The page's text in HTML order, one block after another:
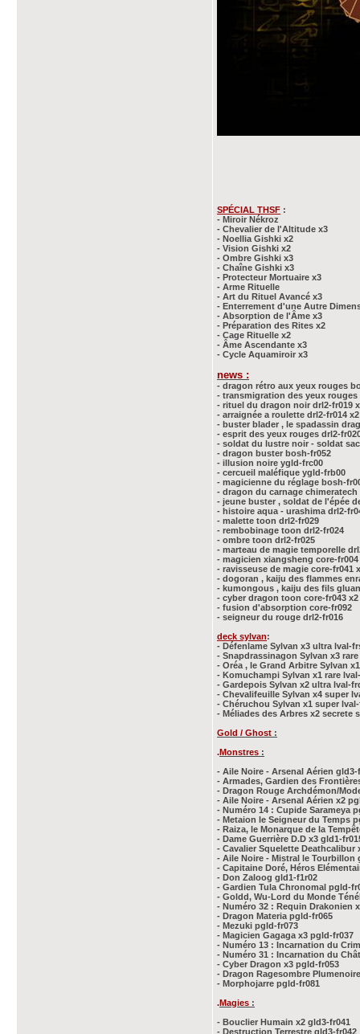
SPÉCIAL THSF :
- Miroir Nékroz
- Chevalier de l'Altitude x3
- Noellia Gishki x2
- Vision Gishki x2
- Ombre Gishki x3
- Chaîne Gishki x3
- Protecteur Mortuaire x3
- Arme Rituelle
- Art du Rituel Avancé x3
- Enterrement d'une Autre
- Absorption de l'Âme x3
- Préparation des Rites x2
- Cage Rituelle x2
- Âme Ascendante x3
- Cycle Aquamiroir x3
news :
- dragon rétro aux yeux rouges
- transmigration des yeux rouges
- rituel du dragon noir drl2-fr019
- arraignée a roulette drl2-fr014 x2
- buster blader , le spadassin
- esprit des yeux rouges drl2-
- soldat du lustre noir - soldat
- dragon buster bosh-fr052
- illusion noire ygld-frc00
- cercueil maléfique ygld-frb00
- magicienne du réglage bosh-
- dragon du carnage chimeratech
- jeune buster , soldat de l'épée
- histoire aqua - urashima drl2-
- malette toon drl2-fr029
- rembobinage toon drl2-fr024
- ombre toon drl2-fr025
- marteau de magie temporelle
- magicien xiangsheng core-fr004
- ravisseuse de magie core-fr041
- dogoran , kaiju des flammes
- kumongous , kaiju des fils
- cyber dragon toon core-fr043 x2
- fusion d'absorption core-fr092
- seigneur du rouge drl2-fr016
deck sylvan:
- Défenlame Sylvan x3 ultra lval-
- Snapdrassinagon Sylvan x3
- Oréa , le Grand Arbitre Sylvan
- Komuchampi Sylvan x1 rare
- Gardepois Sylvan x2 ultra lval-
- Chevalifeuille Sylvan x4 super
- Chéruchou Sylvan x1 super
- Méliades des Arbres x2 secrete
Gold / Ghost :
.Monstres :
- Aile Noire - Arsenal Aérien gld3-
- Armades, Gardien des
- Dragon Rouge Archdémon/
- Aile Noire - Arsenal Aérien x2
- Numéro 14 : Cupide Sarameya
- Metaion le Seigneur du Temps
- Raiza, le Monarque de la
- Dame Guerrière D.D x3 gld1-
- Cavalier Squelette Deathcalibur
- Aile Noire - Mistral le Tourbillon
- Capitaine Doré, Héros
- Don Zaloog gld1-f1r02
- Gardien Tula Chronomal pgld-
- Goldd, Wu-Lord du Monde
- Numéro 32 : Requin Drakonien
- Dragon Materia pgld-fr065
- Mezuki pgld-fr073
- Magicien Gagaga x3 pgld-fr037
- Numéro 13 : Incarnation du
- Numéro 31 : Incarnation du
- Cyber Dragon x3 pgld-fr053
- Dragon Ragesombre
- Morphojarre pgld-fr081
.Magies :
- Bouclier Humain x2 gld3-fr041
- Destruction Terrestre gld3-fr042